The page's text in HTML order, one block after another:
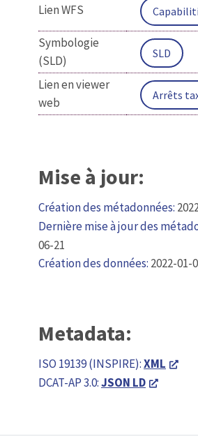
Lien WFS
Symbologie
(SLD)
SLD
Lien en viewer
web
Arrêts
Mise à jour:
Création des métadonnées:
Dernière mise à jour des
06-21
Création des données: 2022-01-
Metadata:
ISO 19139 (INSPIRE):XML
DCAT-AP 3.0:JSON LD